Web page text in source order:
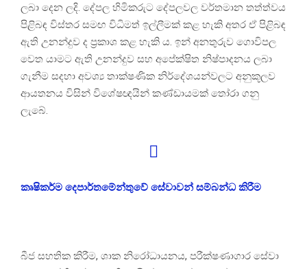
ලබා දෙන ලදි. දේපල හිමිකරුට දේපලවල වර්තමාන තත්ත්වය
පිළිබඳ විස්තර සමඟ විධිමත් ඉල්ලීමක් කළ හැකි අතර ඒ පිළිබඳ
ඇති උනන්දුව ද ප්‍රකාශ කළ හැකි ය. ඉන් අනතුරුව ගොවිපල
වෙත යාමට ඇති උනන්දුව සහ අපේක්ෂිත නිෂ්පාදනය ලබා
ගැනීම සදහා අවශ්‍ය තාක්ෂණික නිර්දේශයන්වලට අනුකූලව
ආයතනය විසින් විශේෂඥයින් කණ්ඩායමක් තෝරා ගනු
ලැබේ.
කෘෂිකර්ම දෙපාර්තමේන්තුවේ සේවාවන් සම්බන්ධ කිරීම
බීජ සහතික කිරීම, ශාක නිරෝධායනය, පරීක්ෂණාගාර සේවා